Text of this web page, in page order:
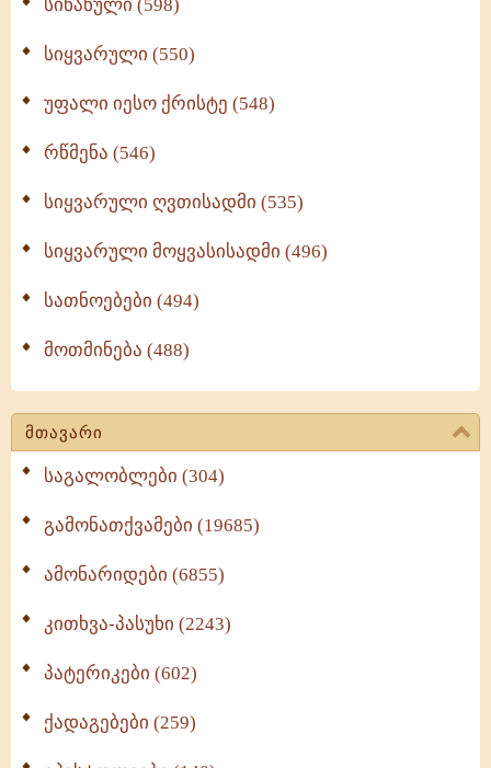
სინანული (598)
სიყვარული (550)
უფალი იესო ქრისტე (548)
რწმენა (546)
სიყვარული ღვთისადმი (535)
სიყვარული მოყვასისადმი (496)
სათნოებები (494)
მოთმინება (488)
მთავარი
საგალობლები (304)
გამონათქვამები (19685)
ამონარიდები (6855)
კითხვა-პასუხი (2243)
პატერიკები (602)
ქადაგებები (259)